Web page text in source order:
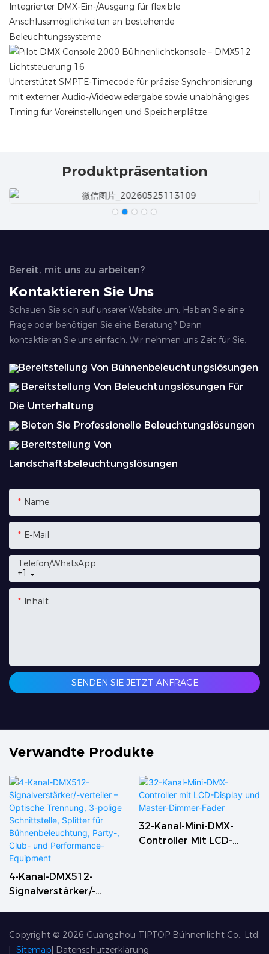
Integrierter DMX-Ein-/Ausgang für flexible
Anschlussmöglichkeiten an bestehende
Beleuchtungssysteme
Unterstützt SMPTE-Timecode für präzise Synchronisierung
mit externer Audio-/Videowiedergabe sowie unabhängiges
Timing für Voreinstellungen und Speicherplätze.
Produktpräsentation
Bereit, mit uns zu arbeiten?
Kontaktieren Sie Uns
Schauen Sie sich auf unserer Website um. Haben Sie eine
Frage oder benötigen Sie eine Beratung? Dann
kontaktieren Sie uns einfach. Wir nehmen uns Zeit für Sie.
Bereitstellung Von Bühnenbeleuchtungslösungen
Bereitstellung Von Beleuchtungslösungen Für
Die Unterhaltung
Bieten Sie Professionelle Beleuchtungslösungen
Bereitstellung Von
Landschaftsbeleuchtungslösungen
Name
E-Mail
+1
Telefon/WhatsApp
Inhalt
SENDEN SIE JETZT ANFRAGE
Verwandte Produkte
4-Kanal-DMX512-
Signalverstärker/-
Schnittstelle, Splitter
Für Bühnenbeleuchtung,
32-Kanal-Mini-DMX-
Controller Mit LCD-
Copyright © 2026 Guangzhou TIPTOP Bühnenlicht Co., Ltd.
Sitemap Datenschutzerklärung